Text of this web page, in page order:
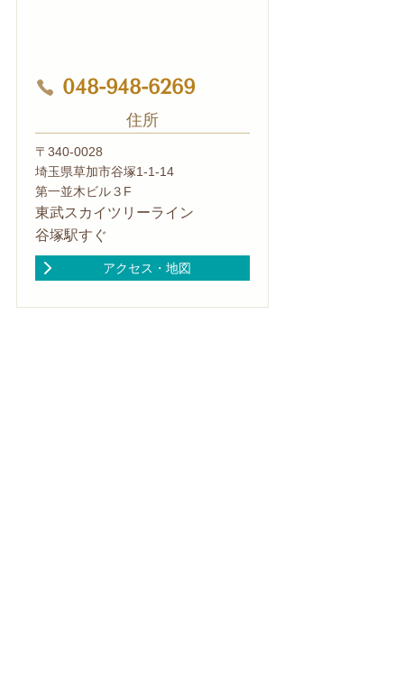
048-948-6269
住所
〒340-0028
埼玉県草加市谷塚1-1-14
第一並木ビル３F
東武スカイツリーライン
谷塚駅すぐ
アクセス・地図